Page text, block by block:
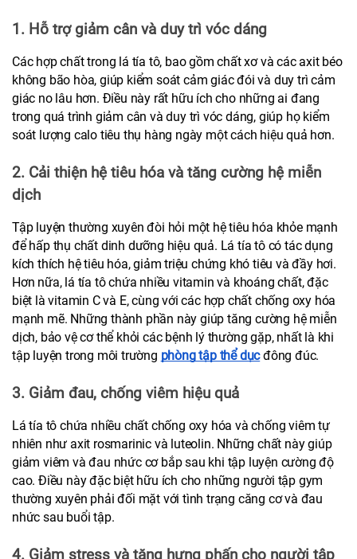
1. Hỗ trợ giảm cân và duy trì vóc dáng
Các hợp chất trong lá tía tô, bao gồm chất xơ và các axit béo
không bão hòa, giúp kiểm soát cảm giác đói và duy trì cảm
giác no lâu hơn. Điều này rất hữu ích cho những ai đang
trong quá trình giảm cân và duy trì vóc dáng, giúp họ kiểm
soát lượng calo tiêu thụ hàng ngày một cách hiệu quả hơn.
2. Cải thiện hệ tiêu hóa và tăng cường hệ miễn
dịch
Tập luyện thường xuyên đòi hỏi một hệ tiêu hóa khỏe mạnh
để hấp thụ chất dinh dưỡng hiệu quả. Lá tía tô có tác dụng
kích thích hệ tiêu hóa, giảm triệu chứng khó tiêu và đầy hơi.
Hơn nữa, lá tía tô chứa nhiều vitamin và khoáng chất, đặc
biệt là vitamin C và E, cùng với các hợp chất chống oxy hóa
mạnh mẽ. Những thành phần này giúp tăng cường hệ miễn
dịch, bảo vệ cơ thể khỏi các bệnh lý thường gặp, nhất là khi
tập luyện trong môi trường phòng tập thể dục đông đúc.
3. Giảm đau, chống viêm hiệu quả
Lá tía tô chứa nhiều chất chống oxy hóa và chống viêm tự
nhiên như axit rosmarinic và luteolin. Những chất này giúp
giảm viêm và đau nhức cơ bắp sau khi tập luyện cường độ
cao. Điều này đặc biệt hữu ích cho những người tập gym
thường xuyên phải đối mặt với tình trạng căng cơ và đau
nhức sau buổi tập.
4. Giảm stress và tăng hưng phấn cho người tập